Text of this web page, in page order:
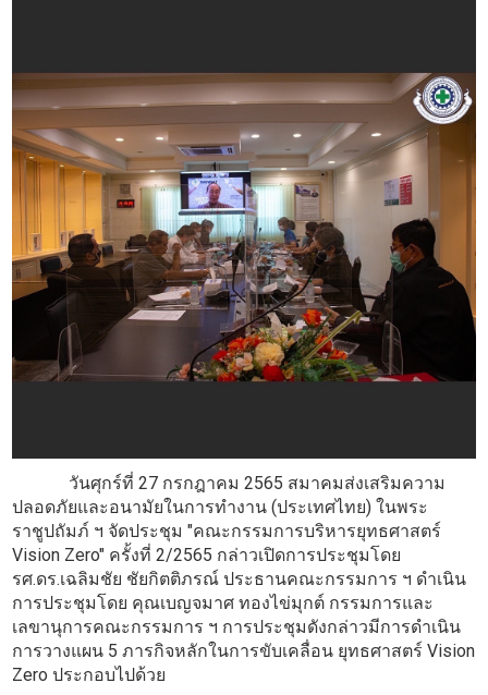
วันศุกร์ที่ 27 กรกฎาคม 2565 สมาคมส่งเสริมความ
ปลอดภัยและอนามัยในการทำงาน (ประเทศไทย) ในพระ
ราชูปถัมภ์ ฯ จัดประชุม "คณะกรรมการบริหารยุทธศาสตร์
Vision Zero" ครั้งที่ 2/2565 กล่าวเปิดการประชุมโดย
รศ.ดร.เฉลิมชัย ชัยกิตติภรณ์ ประธานคณะกรรมการ ฯ ดำเนิน
การประชุมโดย คุณเบญจมาศ ทองไข่มุกต์ กรรมการและ
เลขานุการคณะกรรมการ ฯ การประชุมดังกล่าวมีการดำเนิน
การวางแผน 5 ภารกิจหลักในการขับเคลื่อน ยุทธศาสตร์ Vision
Zero ประกอบไปด้วย